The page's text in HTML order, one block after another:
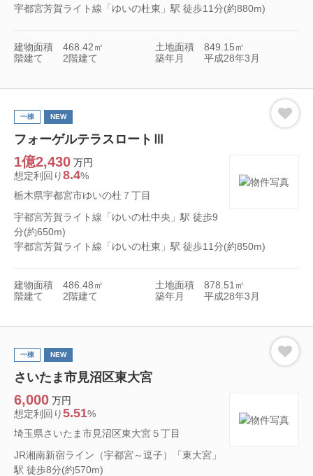
宇都宮芳賀ライト線「ゆいの杜東」駅 徒歩11分(約880m)
建物面積 468.42㎡ 土地面積
849.15㎡
階建て
2階建て 築年月 平成28年3月
フォーゲルテラスロートⅢ
一棟 NEW
1億2,430 万円
想定利回り8.4%
栃木県宇都宮市ゆいの杜７丁目
宇都宮芳賀ライト線「ゆいの杜中央」駅 徒歩9
分(約650m)
宇都宮芳賀ライト線「ゆいの杜東」駅 徒歩11分(約850m)
建物面積 486.48㎡ 土地面積
878.51㎡
階建て
2階建て 築年月 平成28年3月
さいたま市見沼区東大宮
一棟 NEW
6,000 万円
想定利回り5.51%
埼玉県さいたま市見沼区東大宮５丁目
JR湘南新宿ライン（宇都宮～逗子）「東大宮」
駅 徒歩8分(約570m)